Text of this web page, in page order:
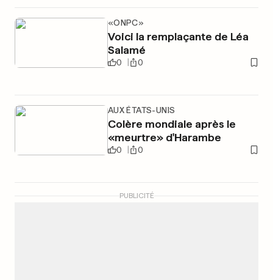
«ONPC»
Voici la remplaçante de Léa
Salamé
0 0
AUX ÉTATS-UNIS
Colère mondiale après le
«meurtre» d'Harambe
0 0
PUBLICITÉ